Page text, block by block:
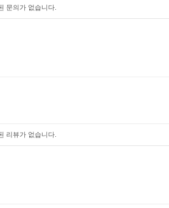
문의가 없습니다.
리뷰가 없습니다.